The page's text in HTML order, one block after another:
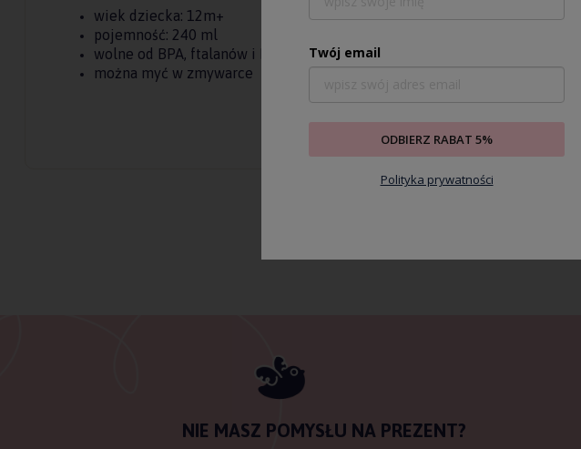
wiek dziecka: 12m+
pojemność: 240 ml
wolne od BPA, ftalanów i PCW
można myć w zmywarce
NIE MASZ POMYSŁU NA PREZENT?
Twój email
ODBIERZ RABAT 5%
Polityka prywatności